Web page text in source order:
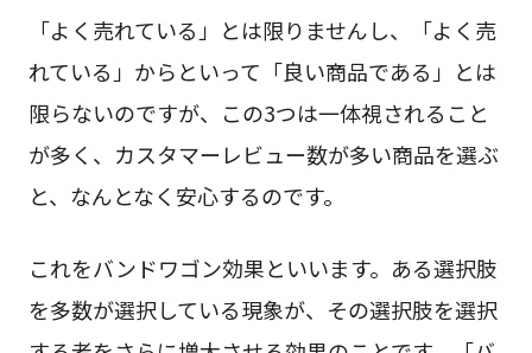
「よく売れている」とは限りませんし、「よく売
れている」からといって「良い商品である」とは
限らないのですが、この3つは一体視されること
が多く、カスタマーレビュー数が多い商品を選ぶ
と、なんとなく安心するのです。
これをバンドワゴン効果といいます。ある選択肢
を多数が選択している現象が、その選択肢を選択